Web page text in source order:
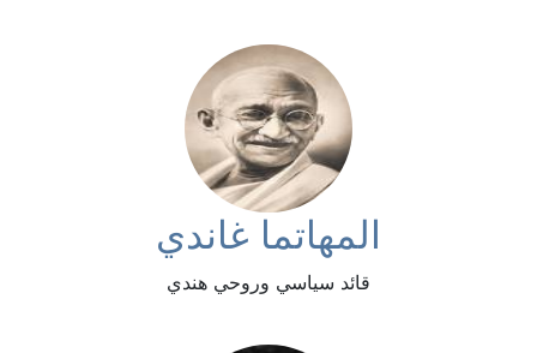
المهاتما غاندي
قائد سياسي وروحي هندي